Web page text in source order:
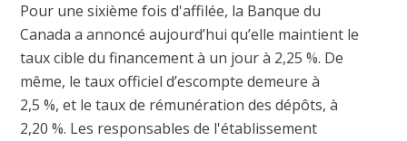
Pour une sixième fois d'affilée, la Banque du
Canada a annoncé aujourd’hui qu’elle maintient le
taux cible du financement à un jour à 2,25 %. De
même, le taux officiel d’escompte demeure à
2,5 %, et le taux de rémunération des dépôts, à
2,20 %. Les responsables de l'établissement